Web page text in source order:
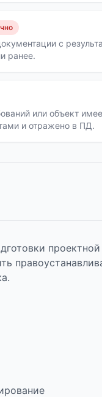
с
ранее.
или объект
и отражено в ПД.